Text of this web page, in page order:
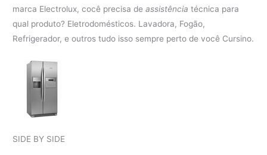
marca Electrolux, cocê precisa deassistência técnica para
qual produto? Eletrodomésticos. Lavadora, Fogão,
Refrigerador, e outros tudo isso sempre perto de você Cursino.
SIDE BY SIDE